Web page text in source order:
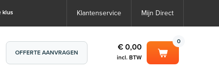
klus Klantenservice Mijn Direct
OFFERTE AANVRAGEN
0
€ 0,00
incl. BTW